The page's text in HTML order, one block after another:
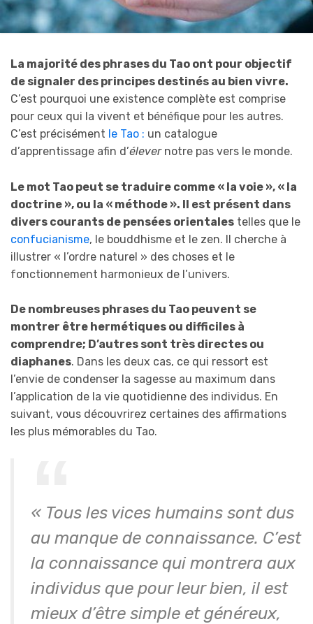
La majorité des phrases du Tao ont pour objectif
de signaler des principes destinés au bien vivre.
C’est pourquoi une existence complète est comprise
pour ceux qui la vivent et bénéfique pour les autres.
C’est précisément le Tao : un catalogue
d’apprentissage afin d’élevernotre pas vers le monde.
Le mot Tao peut se traduire comme « la voie », « la
doctrine », ou la « méthode ». Il est présent dans
divers courants de pensées orientales telles que le
confucianisme, le bouddhisme et le zen. Il cherche à
illustrer « l’ordre naturel » des choses et le
fonctionnement harmonieux de l’univers.
De nombreuses phrases du Tao peuvent se
montrer être hermétiques ou difficiles à
comprendre; D’autres sont très directes ou
diaphanes. Dans les deux cas, ce qui ressort est
l’envie de condenser la sagesse au maximum dans
l’application de la vie quotidienne des individus. En
suivant, vous découvrirez certaines des affirmations
les plus mémorables du Tao.
« Tous les vices humains sont dus
au manque de connaissance. C’est
la connaissance qui montrera aux
individus que pour leur bien, il est
mieux d’être simple et généreux,